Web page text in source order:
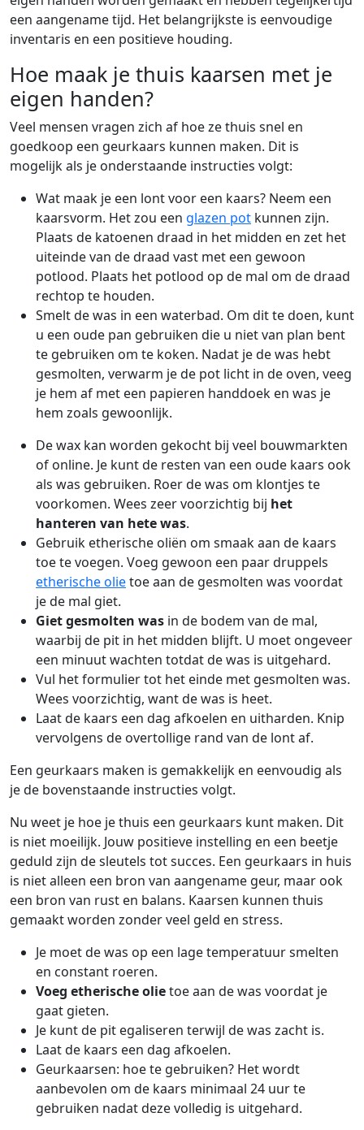
een aangename tijd. Het belangrijkste is eenvoudige
inventaris en een positieve houding.
Hoe maak je thuis kaarsen met je
eigen handen?
Veel mensen vragen zich af hoe ze thuis snel en
goedkoop een geurkaars kunnen maken. Dit is
mogelijk als je onderstaande instructies volgt:
Wat maak je een lont voor een kaars? Neem een
kaarsvorm. Het zou een glazen pot kunnen zijn.
Plaats de katoenen draad in het midden en zet het
uiteinde van de draad vast met een gewoon
potlood. Plaats het potlood op de mal om de draad
rechtop te houden.
Smelt de was in een waterbad. Om dit te doen, kunt
u een oude pan gebruiken die u niet van plan bent
te gebruiken om te koken. Nadat je de was hebt
gesmolten, verwarm je de pot licht in de oven, veeg
je hem af met een papieren handdoek en was je
hem zoals gewoonlijk.
De wax kan worden gekocht bij veel bouwmarkten
of online. Je kunt de resten van een oude kaars ook
als was gebruiken. Roer de was om klontjes te
voorkomen. Wees zeer voorzichtig bij het
hanteren van hete was.
Gebruik etherische oliën om smaak aan de kaars
toe te voegen. Voeg gewoon een paar druppels
etherische olietoe aan de gesmolten was voordat
je de mal giet.
Giet gesmolten was in de bodem van de mal,
waarbij de pit in het midden blijft. U moet ongeveer
een minuut wachten totdat de was is uitgehard.
Vul het formulier tot het einde met gesmolten was.
Wees voorzichtig, want de was is heet.
Laat de kaars een dag afkoelen en uitharden. Knip
vervolgens de overtollige rand van de lont af.
Een geurkaars maken is gemakkelijk en eenvoudig als
je de bovenstaande instructies volgt.
Nu weet je hoe je thuis een geurkaars kunt maken. Dit
is niet moeilijk. Jouw positieve instelling en een beetje
geduld zijn de sleutels tot succes. Een geurkaars in huis
is niet alleen een bron van aangename geur, maar ook
een bron van rust en balans. Kaarsen kunnen thuis
gemaakt worden zonder veel geld en stress.
Je moet de was op een lage temperatuur smelten
en constant roeren.
Voeg etherische olietoe aan de was voordat je
gaat gieten.
Je kunt de pit egaliseren terwijl de was zacht is.
Laat de kaars een dag afkoelen.
Geurkaarsen: hoe te gebruiken? Het wordt
aanbevolen om de kaars minimaal 24 uur te
gebruiken nadat deze volledig is uitgehard.